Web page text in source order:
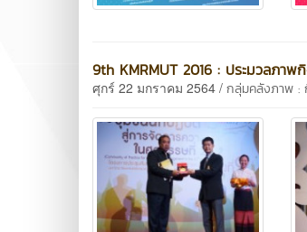
9th KMRMUT 2016 : ประมวลภาพ
ศุกร์ 22 มกราคม 2564 / กลุ่มคลังภาพ :